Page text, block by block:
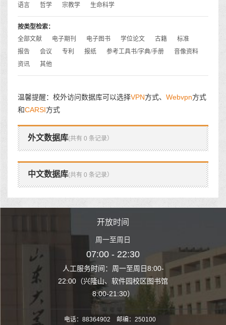
语言
哲学 宗教学 生命科学
按类型检索：
全部文献
电子期刊 电子图书 学位论文 古籍
标准
报告
会议 专利 报纸 参考工具书/字典/手册
音像资料
资讯
其他
温馨提醒：校外访问数据库可以选择VPN方式、 Webvpn方式
和CARSI方式
外文数据库(共有 0 条记录）
中文数据库(共有 0 条记录）
至周日8:00-
园校区图书馆
开放时间
周一至周日
07:00 - 22:30
人工服务时间：周一至周日8:00-
22:00（兴隆山、软件园校区图书馆
8:00-21:30）
人工服务时间
22:00（兴隆山
电话：88364902 邮编：250100